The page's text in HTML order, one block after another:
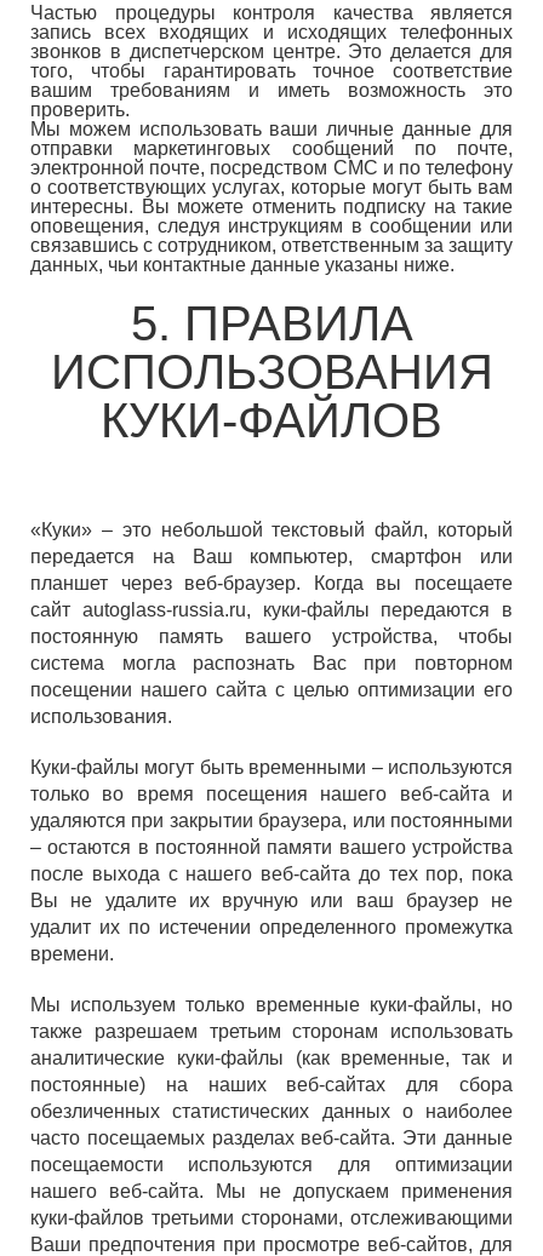
Частью процедуры контроля качества является
запись всех входящих и исходящих телефонных
звонков в диспетчерском центре. Это делается для
того, чтобы гарантировать точное соответствие
вашим требованиям и иметь возможность это
проверить.
Мы можем использовать ваши личные данные для
отправки маркетинговых сообщений по почте,
электронной почте, посредством СМС и по телефону
о соответствующих услугах, которые могут быть вам
интересны. Вы можете отменить подписку на такие
оповещения, следуя инструкциям в сообщении или
связавшись с сотрудником, ответственным за защиту
данных, чьи контактные данные указаны ниже.
5. ПРАВИЛА
ИСПОЛЬЗОВАНИЯ
КУКИ-ФАЙЛОВ
«Куки» – это небольшой текстовый файл, который
передается на Ваш компьютер, смартфон или
планшет через веб-браузер. Когда вы посещаете
сайт autoglass-russia.ru, куки-файлы передаются в
постоянную память вашего устройства, чтобы
система могла распознать Вас при повторном
посещении нашего сайта с целью оптимизации его
использования.
Куки-файлы могут быть временными – используются
только во время посещения нашего веб-сайта и
удаляются при закрытии браузера, или постоянными
– остаются в постоянной памяти вашего устройства
после выхода с нашего веб-сайта до тех пор, пока
Вы не удалите их вручную или ваш браузер не
удалит их по истечении определенного промежутка
времени.
Мы используем только временные куки-файлы, но
также разрешаем третьим сторонам использовать
аналитические куки-файлы (как временные, так и
постоянные) на наших веб-сайтах для сбора
обезличенных статистических данных о наиболее
часто посещаемых разделах веб-сайта. Эти данные
посещаемости используются для оптимизации
нашего веб-сайта. Мы не допускаем применения
куки-файлов третьими сторонами, отслеживающими
Ваши предпочтения при просмотре веб-сайтов, для